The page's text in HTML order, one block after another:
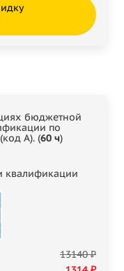
бюджетной
по
А). (60 ч)
квалификации
13140 ₽